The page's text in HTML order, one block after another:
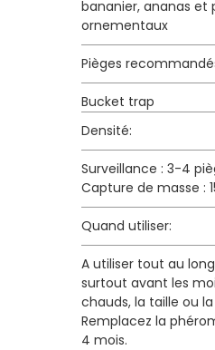
bananier, ananas et
ornementaux
Pièges
Bucket trap
Densité:
Surveillance : 3-4
Capture de masse :
Quand utiliser:
A utiliser tout au
surtout avant les
chauds, la taille ou
Remplacez la
4 mois.